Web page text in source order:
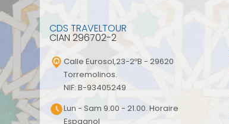
CDS TRAVELTOUR
CIAN 296702-2
Calle Eurosol,23-2ºB - 29620
Torremolinos.
NIF: B-93405249
Lun - Sam 9.00 - 21.00. Horaire
Espagnol